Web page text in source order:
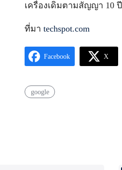
เครื่องเดิมตามสัญญา 10
ที่มา techspot.com
Facebook X
google